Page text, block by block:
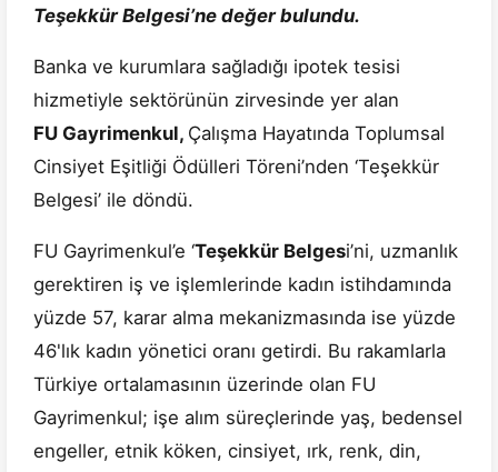
Teşekkür Belgesi’ne değer bulundu.
Banka ve kurumlara sağladığı ipotek tesisi
hizmetiyle sektörünün zirvesinde yer alan
FU Gayrimenkul, Çalışma Hayatında Toplumsal
Cinsiyet Eşitliği Ödülleri Töreni’nden ‘Teşekkür
Belgesi’ ile döndü.
FU Gayrimenkul’e ‘Teşekkür Belgesi’ni, uzmanlık
gerektiren iş ve işlemlerinde kadın istihdamında
yüzde 57, karar alma mekanizmasında ise yüzde
46'lık kadın yönetici oranı getirdi. Bu rakamlarla
Türkiye ortalamasının üzerinde olan FU
Gayrimenkul; işe alım süreçlerinde yaş, bedensel
engeller, etnik köken, cinsiyet, ırk, renk, din,